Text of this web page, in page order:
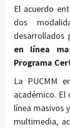
El acuerdo
dos
desarrollados
en línea
Programa
La PUCMM
académico. El
línea masivos
multimedia,